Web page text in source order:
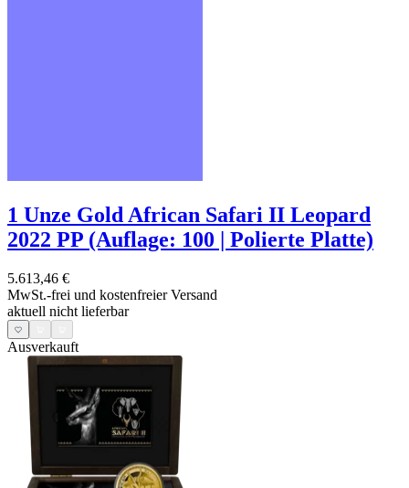
1 Unze Gold African Safari II Leopard
2022 PP (Auflage: 100 | Polierte Platte)
5.613,46 €
MwSt.-frei und kostenfreier Versand
aktuell nicht lieferbar
Ausverkauft